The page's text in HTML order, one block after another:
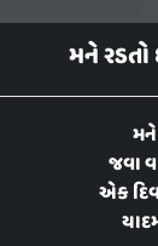
મને રડતો
મને
જવા
એક